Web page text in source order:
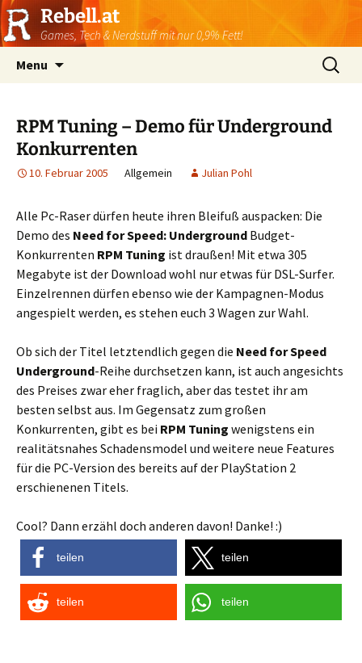
Rebell.at
Games, Tech & Nerdstuff mit nur 0,9% Fett!
Menu
Suchen
nach:
RPM Tuning – Demo für Underground
Konkurrenten
10. Februar 2005 Allgemein Julian Pohl
Alle Pc-Raser dürfen heute ihren Bleifuß auspacken: Die
Demo des Need for Speed: Underground Budget-
Konkurrenten RPM Tuning ist draußen! Mit etwa 305
Megabyte ist der Download wohl nur etwas für DSL-Surfer.
Einzelrennen dürfen ebenso wie der Kampagnen-Modus
angespielt werden, es stehen euch 3 Wagen zur Wahl.
Ob sich der Titel letztendlich gegen die Need for Speed
Underground-Reihe durchsetzen kann, ist auch angesichts
des Preises zwar eher fraglich, aber das testet ihr am
besten selbst aus. Im Gegensatz zum großen
Konkurrenten, gibt es bei RPM Tuning wenigstens ein
realitätsnahes Schadensmodel und weitere neue Features
für die PC-Version des bereits auf der PlayStation 2
erschienenen Titels.
Cool? Dann erzähl doch anderen davon! Danke! :)
teilen teilen
teilen teilen